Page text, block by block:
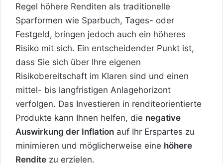
Regel höhere Renditen als traditionelle
Sparformen wie Sparbuch, Tages- oder
Festgeld, bringen jedoch auch ein höheres
Risiko mit sich. Ein entscheidender Punkt ist,
dass Sie sich über Ihre eigenen
Risikobereitschaft im Klaren sind und einen
mittel- bis langfristigen Anlagehorizont
verfolgen. Das Investieren in renditeorientierte
Produkte kann Ihnen helfen, die negative
Auswirkung der Inflation auf Ihr Erspartes zu
minimieren und möglicherweise eine höhere
Rendite zu erzielen.